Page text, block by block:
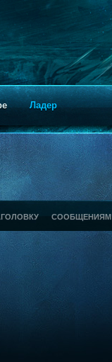
Ладер
СООБЩЕНИЯМ